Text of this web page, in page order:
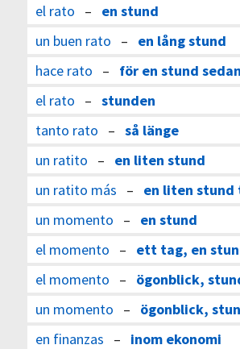
el rato – en stund
un buen rato – en lång stund
hace rato – för en stund sedan
el rato – stunden
tanto rato – så länge
un ratito – en liten stund
un ratito más – en liten
un momento – en stund
el momento – ett tag, en
el momento – ögonblick,
un momento – ögonblick,
en finanzas – inom ekonomi